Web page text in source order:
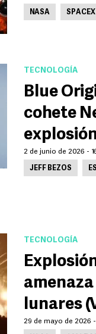
NASA SPACEX
TECNOLOGÍA
Blue
cohete
2 de junio de 2026 -
JEFF BEZOS
TECNOLOGÍA
lunares
29 de mayo de 2026 -